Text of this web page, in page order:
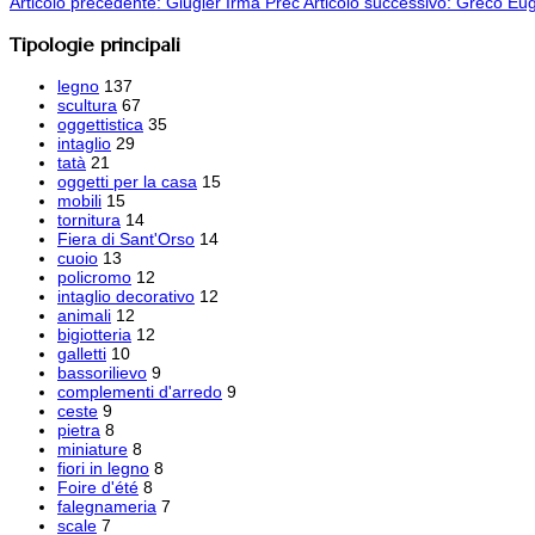
Tipologie principali
legno 137
scultura 67
oggettistica 35
intaglio 29
tatà 21
oggetti per la casa 15
mobili 15
tornitura 14
Fiera di Sant'Orso 14
cuoio 13
policromo 12
intaglio decorativo 12
animali 12
bigiotteria 12
galletti 10
bassorilievo 9
complementi d'arredo 9
ceste 9
pietra 8
miniature 8
fiori in legno 8
Foire d'été 8
falegnameria 7
scale 7